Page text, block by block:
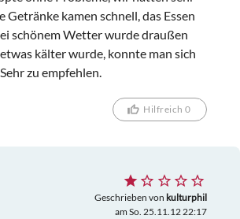
Revue Theater.
Getränke kamen schnell, das Essen
schönem Wetter wurde draußen
kälter wurde, konnte man sich
zu empfehlen.
Hilfreich 0
Geschrieben von kulturphil
am So. 25.11.12 22:17